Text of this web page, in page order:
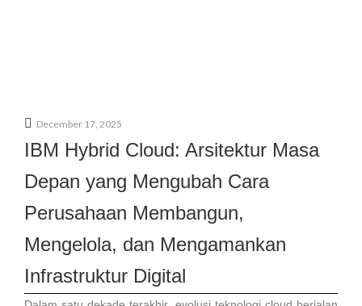
December 17, 2025
IBM Hybrid Cloud: Arsitektur Masa
Depan yang Mengubah Cara
Perusahaan Membangun,
Mengelola, dan Mengamankan
Infrastruktur Digital